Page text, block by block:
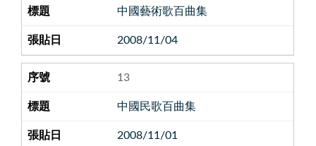
中國藝術歌百曲集
2008/11/04
13
中國民歌百曲集
2008/11/01